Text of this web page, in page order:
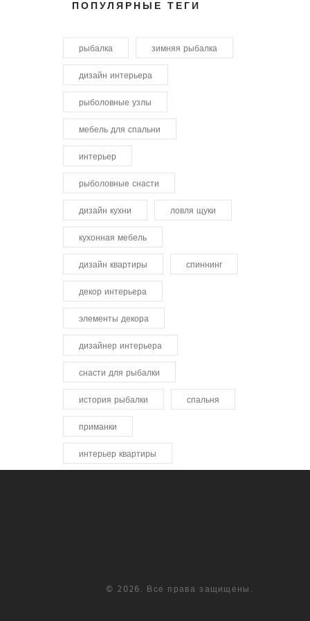
ПОПУЛЯРНЫЕ ТЕГИ
рыбалка зимняя рыбалка
дизайн интерьера
рыболовные узлы
мебель для спальни
интерьер
рыболовные снасти
дизайн кухни ловля щуки
кухонная мебель
дизайн квартиры спиннинг
декор интерьера
элементы декора
дизайнер интерьера
снасти для рыбалки
история рыбалки спальня
приманки
интерьер квартиры
© 2026. Все права защищены.